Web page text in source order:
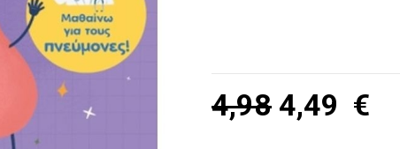
4,98 4,49 €